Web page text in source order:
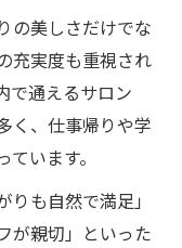
の美しさだけでな
充実度も重視され
で通えるサロン
く、仕事帰りや学
います。
も自然で満足」
が親切」といった